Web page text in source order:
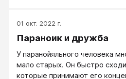
междугороднему телефону,
электричество, тратится на
ресторанах. При этом опять-
это за счет других людей.
01 окт. 2022 г.
Параноик и дружба
У паранойяльного человека
мало старых. Он быстро
которые принимают его